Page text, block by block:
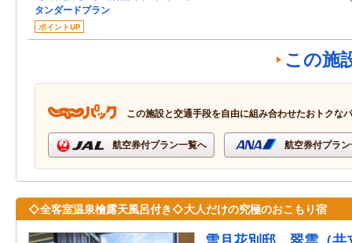
タンダードプラン
ポイントUP
この施
この施設と交通手段を自由に組み合わせたおトクな
航空券付プラン一覧へ 航空券付プラ
◇全客室温泉檜露天風呂付き◇大人だけの究極のおこもり宿